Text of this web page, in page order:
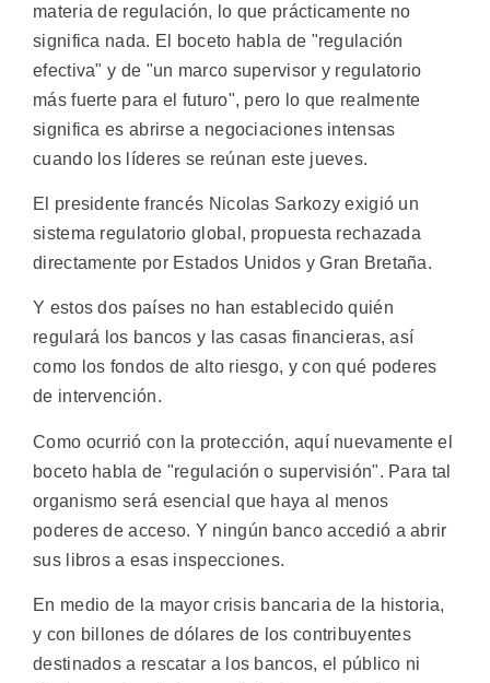
materia de regulación, lo que prácticamente no
significa nada. El boceto habla de "regulación
efectiva" y de "un marco supervisor y regulatorio
más fuerte para el futuro", pero lo que realmente
significa es abrirse a negociaciones intensas
cuando los líderes se reúnan este jueves.
El presidente francés Nicolas Sarkozy exigió un
sistema regulatorio global, propuesta rechazada
directamente por Estados Unidos y Gran Bretaña.
Y estos dos países no han establecido quién
regulará los bancos y las casas financieras, así
como los fondos de alto riesgo, y con qué poderes
de intervención.
Como ocurrió con la protección, aquí nuevamente el
boceto habla de "regulación o supervisión". Para tal
organismo será esencial que haya al menos
poderes de acceso. Y ningún banco accedió a abrir
sus libros a esas inspecciones.
En medio de la mayor crisis bancaria de la historia,
y con billones de dólares de los contribuyentes
destinados a rescatar a los bancos, el público ni